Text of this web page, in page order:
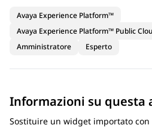
Avaya Experience Platform™
Avaya Experience Platform™ Public
Amministratore
Esperto
Informazioni su questa
Sostituire un widget importato